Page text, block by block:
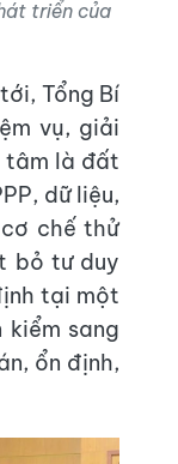
triển của
Tổng Bí
vụ, giải
tâm là đất
dữ liệu,
chế thử
bỏ tư duy
tại một
sang
ổn định,